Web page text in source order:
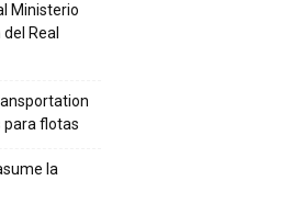
Ministerio
Real
para flotas
la